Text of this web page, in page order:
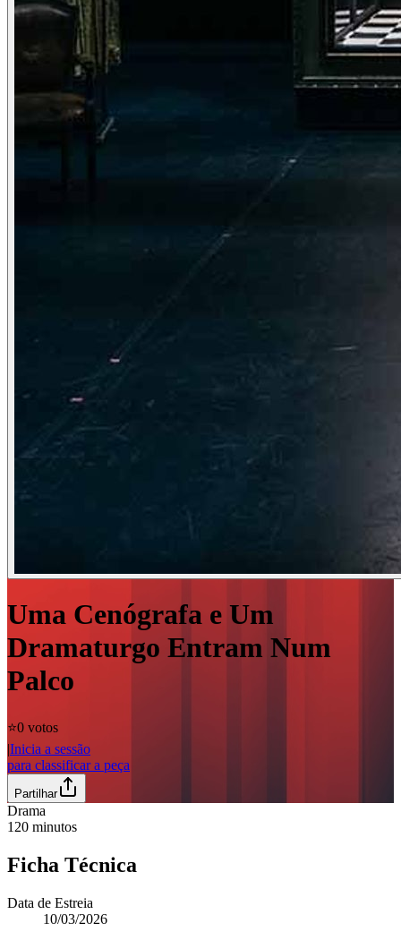
Uma Cenógrafa e Um
Dramaturgo Entram Num
Palco
⭐️0 votos
|Inicia a sessão
para classificar a peça
Partilhar
Drama
120 minutos
Ficha Técnica
Data de Estreia
10/03/2026